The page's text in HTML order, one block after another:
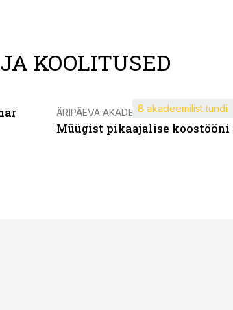
KOOLITUSED
ÄRIPÄEVA AKADEEMIA
Müügist pikaajalise koostööni
8 akadeemilist tundi